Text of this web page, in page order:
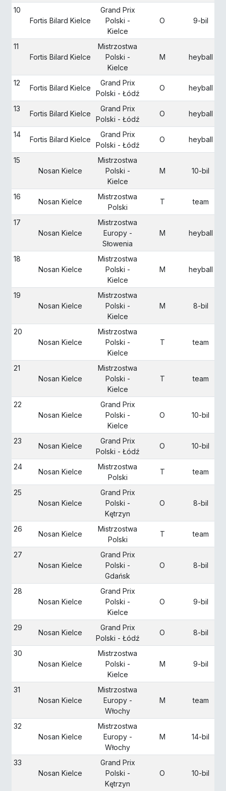
10
Fortis Bilard Kielce
Grand Prix
Polski -
Kielce
O 9-bil
11
Fortis Bilard Kielce
Mistrzostwa
Polski -
Kielce
M heyball
12
Fortis Bilard Kielce
Grand Prix
Polski - Łódź
O heyball
13
Fortis Bilard Kielce
Grand Prix
Polski - Łódź
O heyball
14
Fortis Bilard Kielce
Grand Prix
Polski - Łódź
O heyball
15
Nosan Kielce
Mistrzostwa
Polski -
Kielce
M 10-bil
16
Nosan Kielce
Mistrzostwa
Polski
T team
17
Nosan Kielce
Mistrzostwa
Europy -
Słowenia
M heyball
18
Nosan Kielce
Mistrzostwa
Polski -
Kielce
M heyball
19
Nosan Kielce
Mistrzostwa
Polski -
Kielce
M 8-bil
20
Nosan Kielce
Mistrzostwa
Polski -
Kielce
T team
21
Nosan Kielce
Mistrzostwa
Polski -
Kielce
T team
22
Nosan Kielce
Grand Prix
Polski -
Kielce
O 10-bil
23
Nosan Kielce
Grand Prix
Polski - Łódź
O 10-bil
24
Nosan Kielce
Mistrzostwa
Polski
T team
25
Nosan Kielce
Grand Prix
Polski -
Kętrzyn
O 8-bil
26
Nosan Kielce
Mistrzostwa
Polski
T team
27
Nosan Kielce
Grand Prix
Polski -
Gdańsk
O 8-bil
28
Nosan Kielce
Grand Prix
Polski -
Kielce
O 9-bil
29
Nosan Kielce
Grand Prix
Polski - Łódź
O 8-bil
30
Nosan Kielce
Mistrzostwa
Polski -
Kielce
M 9-bil
31
Nosan Kielce
Mistrzostwa
Europy -
Włochy
M team
32
Nosan Kielce
Mistrzostwa
Europy -
Włochy
M 14-bil
33
Nosan Kielce
Grand Prix
Polski -
Kętrzyn
O 10-bil